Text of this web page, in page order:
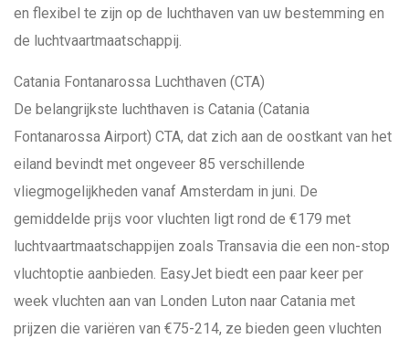
en flexibel te zijn op de luchthaven van uw bestemming en
de luchtvaartmaatschappij.
Catania Fontanarossa Luchthaven (CTA)
De belangrijkste luchthaven is Catania (Catania
Fontanarossa Airport) CTA, dat zich aan de oostkant van het
eiland bevindt met ongeveer 85 verschillende
vliegmogelijkheden vanaf Amsterdam in juni. De
gemiddelde prijs voor vluchten ligt rond de €179 met
luchtvaartmaatschappijen zoals Transavia die een non-stop
vluchtoptie aanbieden. EasyJet biedt een paar keer per
week vluchten aan van Londen Luton naar Catania met
prijzen die variëren van €75-214, ze bieden geen vluchten